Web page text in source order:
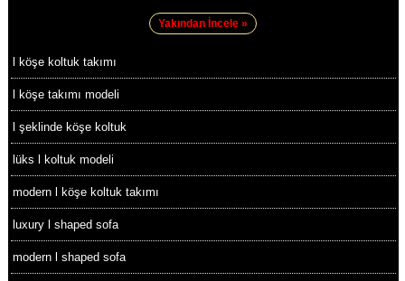
Yakından İncele »
l köşe koltuk takımı
l köşe takımı modeli
l şeklinde köşe koltuk
lüks l koltuk modeli
modern l köşe koltuk takımı
luxury l shaped sofa
modern l shaped sofa